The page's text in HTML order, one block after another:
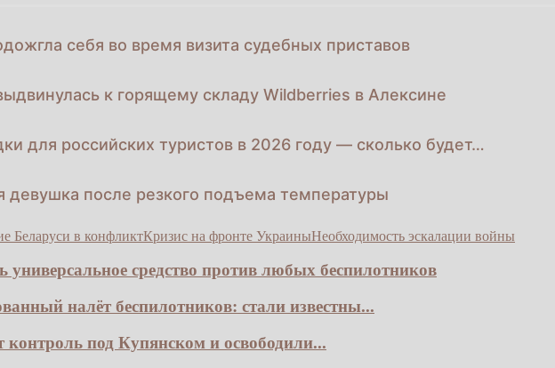
себя во время визита судебных приставов
к горящему складу Wildberries в Алексине
для российских туристов в 2026 году — сколько будет…
девушка после резкого подъема температуры
Беларуси в конфликтКризис на фронте УкраиныНеобходимость эскалации войны
средство против любых беспилотников
налёт беспилотников: стали известны...
под Купянском и освободили...